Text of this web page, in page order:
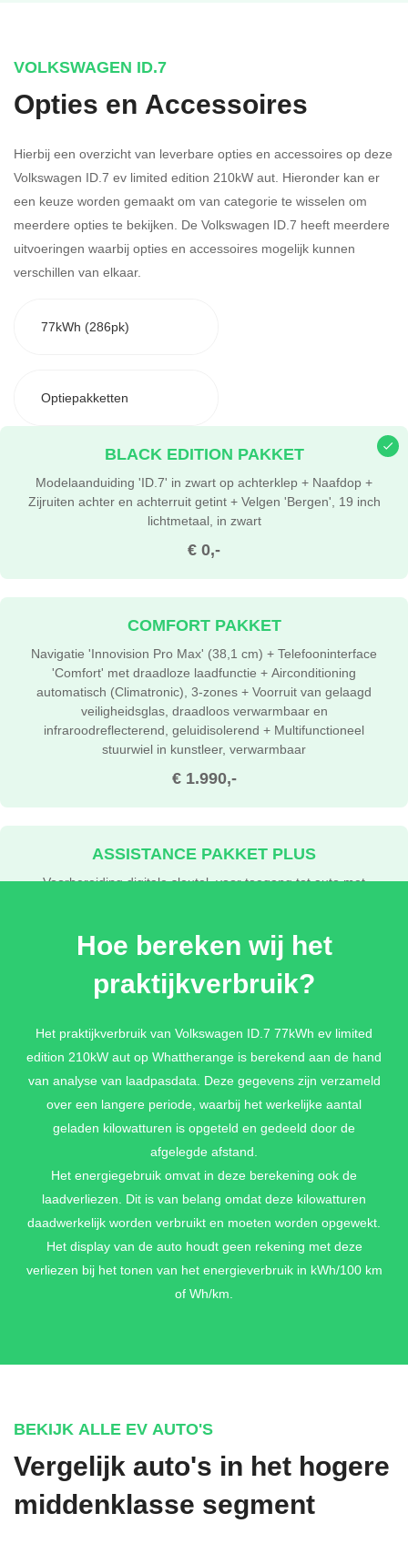
VOLKSWAGEN ID.7
Opties en Accessoires
Hierbij een overzicht van leverbare opties en accessoires op deze
Volkswagen ID.7 ev limited edition 210kW aut. Hieronder kan er
een keuze worden gemaakt om van categorie te wisselen om
meerdere opties te bekijken. De Volkswagen ID.7 heeft meerdere
uitvoeringen waarbij opties en accessoires mogelijk kunnen
verschillen van elkaar.
77kWh (286pk)
Optiepakketten
€ 0,-
BLACK EDITION PAKKET
Modelaanduiding 'ID.7' in zwart op achterklep + Naafdop +
Zijruiten achter en achterruit getint + Velgen 'Bergen', 19 inch
lichtmetaal, in zwart
€ 1.990,-
COMFORT PAKKET
Navigatie 'Innovision Pro Max' (38,1 cm) + Telefooninterface
'Comfort' met draadloze laadfunctie + Airconditioning
automatisch (Climatronic), 3-zones + Voorruit van gelaagd
veiligheidsglas, draadloos verwarmbaar en
infraroodreflecterend, geluidisolerend + Multifunctioneel
stuurwiel in kunstleer, verwarmbaar
€ 1.790,-
ASSISTANCE PAKKET PLUS
Voorbereiding digitale sleutel, voor toegang tot auto met
Geheugenfunctie voor parkeerassistent + Rijassistent 'Travel
Assist', rijstrookbehoudassistent 'Lane Assist' en 'Emergency
Assist'
Hoe bereken wij het
praktijkverbruik?
Het praktijkverbruik van Volkswagen ID.7 77kWh ev limited
edition 210kW aut op Whattherange is berekend aan de hand
van analyse van laadpasdata. Deze gegevens zijn verzameld
over een langere periode, waarbij het werkelijke aantal
geladen kilowatturen is opgeteld en gedeeld door de
afgelegde afstand.
Het energiegebruik omvat in deze berekening ook de
laadverliezen. Dit is van belang omdat deze kilowatturen
daadwerkelijk worden verbruikt en moeten worden opgewekt.
Het display van de auto houdt geen rekening met deze
verliezen bij het tonen van het energieverbruik in kWh/100 km
of Wh/km.
BEKIJK ALLE EV AUTO'S
Vergelijk auto's in het hogere
middenklasse segment